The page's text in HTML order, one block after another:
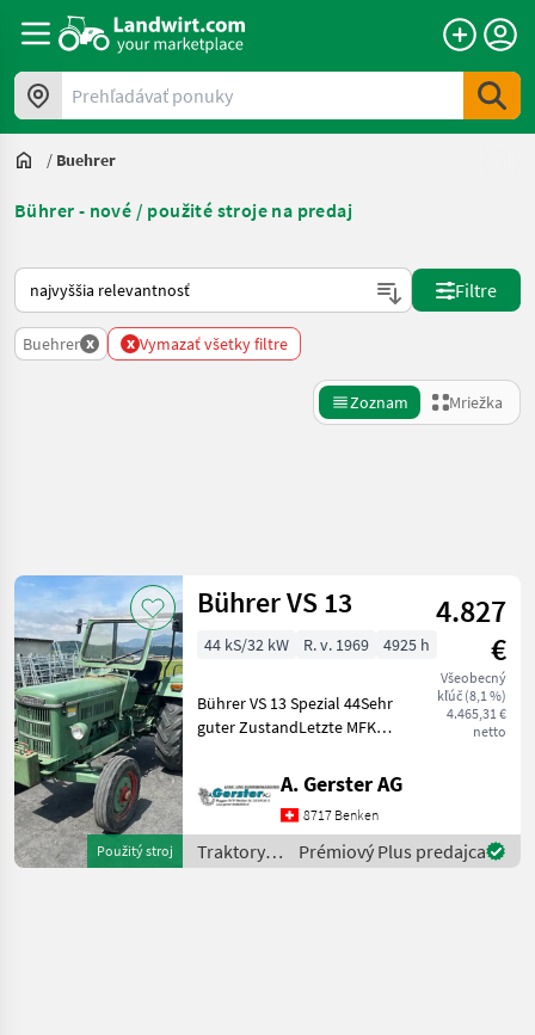
Prehľadávať ponuky
/ Buehrer
Bührer - nové / použité stroje na predaj
Takto sa vykonáva triedenie na Landwirt.com
Filtre
Buehrer x x Vymazať všetky filtre
Zoznam Mriežka
Kategória 1 Krajina Filtre
AKTUÁLNA
CESTA
Buehrer
VYBRAŤ
KATEGÓRIU
poľnohospodárska technika
1
Resetovať
Zobraziť 1
výsledkov
Použitý stroj
Bührer VS 13
4.827
€
Všeobecný
kľúč (8,1 %)
4.465,31 €
netto
44 kS/32 kW R. v. 1969 4925 h
Bührer VS 13 Spezial 44Sehr
guter ZustandLetzte MFK
mehr gebraucht,
Gewicht:1900,
Seriennummer:18774,
Bereifung vorne:6.00-16,
Bereifung hint
A. Gerster AG
8717 Benken
Traktory /
Bührer
Prémiový Plus predajca